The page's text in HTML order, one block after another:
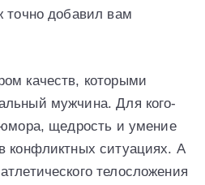
точно добавил вам
качеств, которыми
мужчина. Для кого-
щедрость и умение
конфликтных ситуациях. А
телосложения